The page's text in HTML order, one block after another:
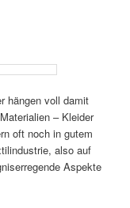
hängen voll damit
– Kleider
oft noch in gutem
also auf
Aspekte